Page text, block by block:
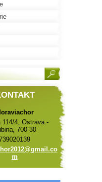
114/4, Ostrava -
700 30
hor2012@gmail.co
m